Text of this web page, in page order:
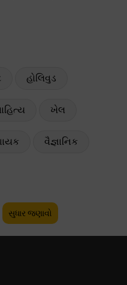
હોલિવુડ
ખેલ
વૈજ્ઞાનિક
સુધાર જણાવો